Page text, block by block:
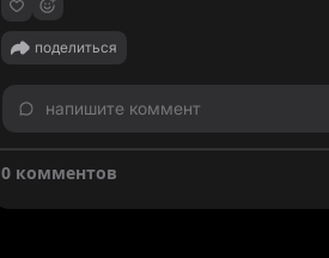
поделиться
напишите коммент
0 комментов